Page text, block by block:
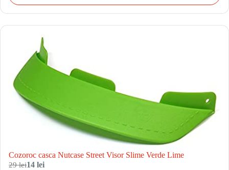
Cozoroc casca Nutcase Street Visor Slime Verde Lime
29 lei14 lei